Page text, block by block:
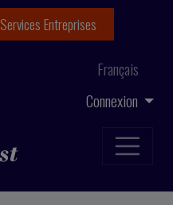
Connexion
Français
Services Entreprises